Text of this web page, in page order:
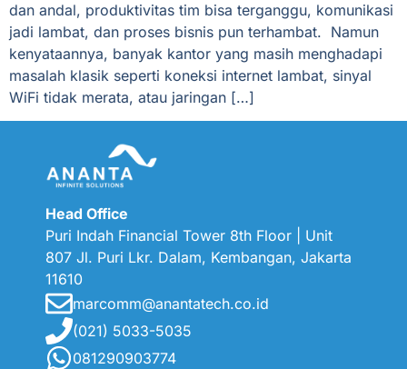
dan andal, produktivitas tim bisa terganggu, komunikasi
jadi lambat, dan proses bisnis pun terhambat. Namun
kenyataannya, banyak kantor yang masih menghadapi
masalah klasik seperti koneksi internet lambat, sinyal
WiFi tidak merata, atau jaringan […]
Head Office
Puri Indah Financial Tower 8th Floor | Unit
807 Jl. Puri Lkr. Dalam, Kembangan, Jakarta
11610
marcomm@anantatech.co.id
(021) 5033-5035
081290903774